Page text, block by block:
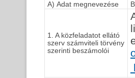
A) Adat megnevezése
1. A közfeladatot ellátó
szerv számviteli törvény
szerinti beszámolói